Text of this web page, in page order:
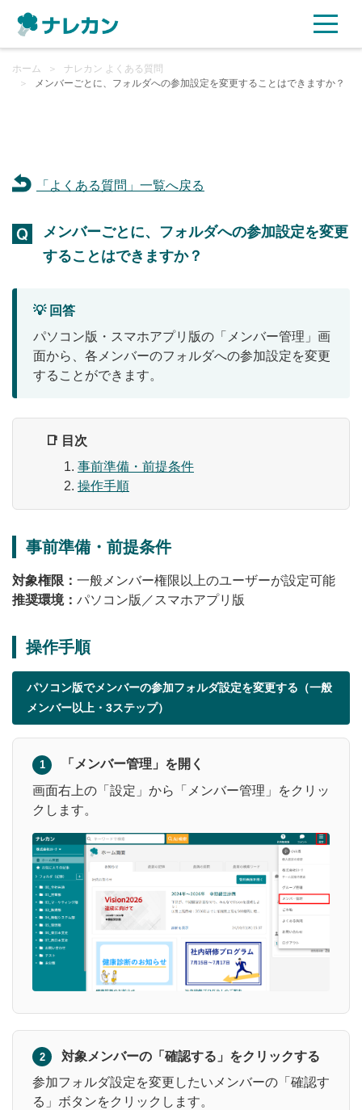
ご利用プラン
充実サポート
資料ダウンロード
無料トライアル
ホーム ＞
ナレカン よくある質問
＞
メンバーごとに、フォルダへの参加設定を変更することはできますか？
「よくある質問」一覧へ戻る
メンバーごとに、フォルダへの参加設定を変更
することはできますか？
💡 回答
パソコン版・スマホアプリ版の「メンバー管理」画
面から、各メンバーのフォルダへの参加設定を変更
することができます。
📑 目次
事前準備・前提条件
操作手順
事前準備・前提条件
対象権限： 一般メンバー権限以上のユーザーが設定可能
推奨環境： パソコン版／スマホアプリ版
操作手順
パソコン版でメンバーの参加フォルダ設定を変更する（一般
メンバー以上・3ステップ）
1
「メンバー管理」を開く
画面右上の「設定」から「メンバー管理」をクリッ
クします。
2
対象メンバーの「確認する」をクリックする
参加フォルダ設定を変更したいメンバーの「確認す
る」ボタンをクリックします。